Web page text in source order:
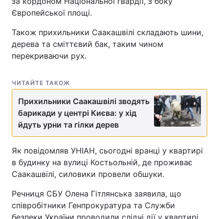
Європейської площі.
Також прихильники Саакашвілі складають шини,
дерева та сміттєвий бак, таким чином
перекриваючи рух.
ЧИТАЙТЕ ТАКОЖ
Прихильники Саакашвілі зводять
барикади у центрі Києва: у хід
йдуть урни та гілки дерев
Як повідомляв УНІАН, сьогодні вранці у квартирі
в будинку на вулиці Костьольній, де проживає
Саакашвілі, силовики провели обшуки.
Речниця СБУ Олена Гітлянська заявила, що
співробітники Генпрокуратура та Служби
безпеки України проводили слідчі дії у квартирі